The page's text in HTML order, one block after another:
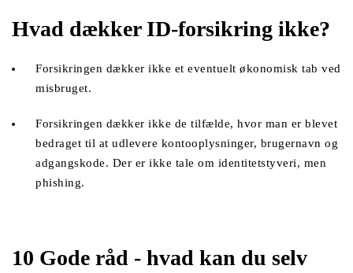
Hvad dækker ID-forsikring ikke?
Forsikringen dækker ikke et eventuelt økonomisk tab ved
misbruget.
Forsikringen dækker ikke de tilfælde, hvor man er blevet
bedraget til at udlevere kontooplysninger, brugernavn og
adgangskode. Der er ikke tale om identitetstyveri, men
phishing.
10 Gode råd - hvad kan du selv